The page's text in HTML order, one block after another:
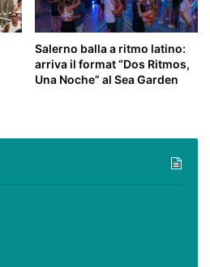
Salerno balla a ritmo latino:
arriva il format “Dos Ritmos,
Una Noche” al Sea Garden